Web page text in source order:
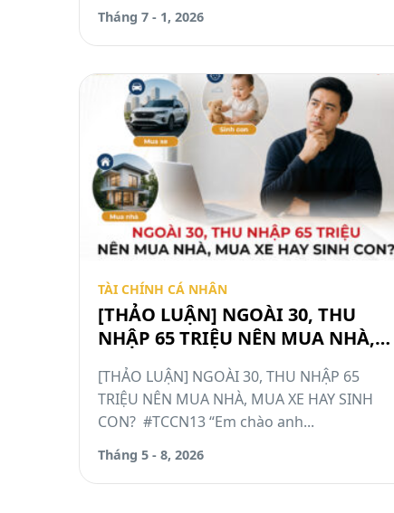
Tháng 7 - 1, 2026
TÀI CHÍNH CÁ NHÂN
[THẢO LUẬN] NGOÀI 30, THU
NHẬP 65 TRIỆU NÊN MUA NHÀ,
MUA XE HAY SINH CON?
#TCCN13
[THẢO LUẬN] NGOÀI 30, THU NHẬP 65
TRIỆU NÊN MUA NHÀ, MUA XE HAY SINH
CON? #TCCN13 “Em chào anh...
Tháng 5 - 8, 2026